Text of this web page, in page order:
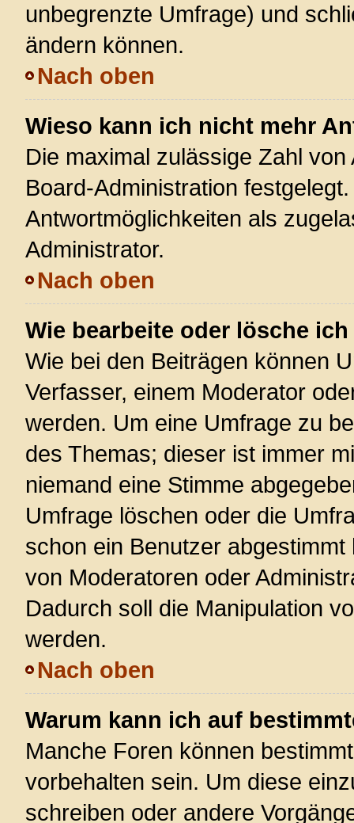
unbegrenzte Umfrage) und
ändern können.
Nach oben
Wieso kann ich nicht mehr
Die maximal zulässige Zahl
Board-Administration
Antwortmöglichkeiten als
Administrator.
Nach oben
Wie bearbeite oder lösche
Wie bei den Beiträgen können
Verfasser, einem Moderator
werden. Um eine Umfrage zu
des Themas; dieser ist immer
niemand eine Stimme
Umfrage löschen oder die
schon ein Benutzer
von Moderatoren oder
Dadurch soll die Manipulation
werden.
Nach oben
Warum kann ich auf
Manche Foren können
vorbehalten sein. Um diese
schreiben oder andere